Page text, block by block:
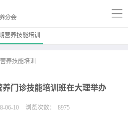
营养技能培训
养技能培训
门诊技能培训班在大理举办
06-10 浏览次数： 8975